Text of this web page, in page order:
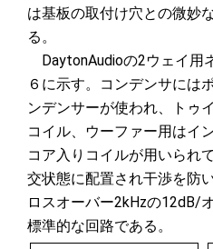
は基板の取付け穴との微妙
る。
DaytonAudioの2ウェイ用
６に示す。コンデンサには
ンデンサーが使われ、トゥ
コイル、ウーファー用はイ
コア入りコイルが用いられ
交状態に配置され干渉を防
ロスオーバー2kHzの12dB/
標準的な回路である。